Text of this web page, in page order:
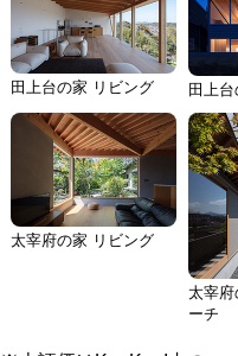
田上台の家 リビング 田上
太宰府の家 リビング
太宰府
ーチ